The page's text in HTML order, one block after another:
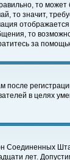
то
то значит,
то
за
в целях
Соединенных
лет.